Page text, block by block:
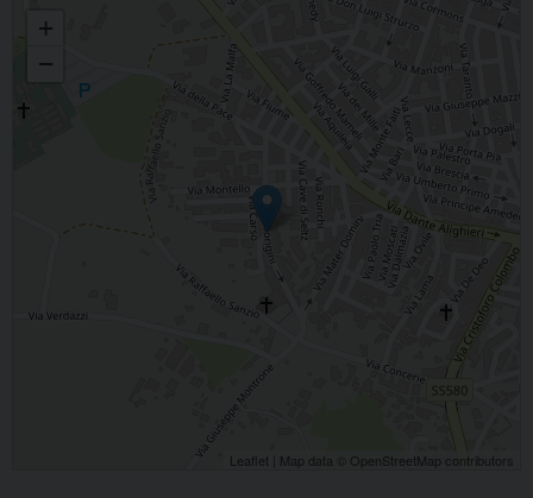
+
−
Leaflet | Map data © OpenStreetMap contributors